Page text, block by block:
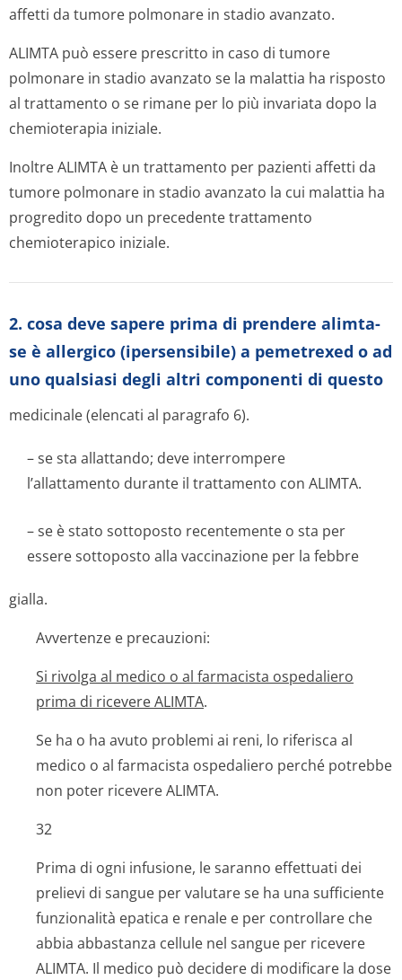
affetti da tumore polmonare in stadio avanzato.
ALIMTA può essere prescritto in caso di tumore
polmonare in stadio avanzato se la malattia ha risposto
al trattamento o se rimane per lo più invariata dopo la
chemioterapia iniziale.
Inoltre ALIMTA è un trattamento per pazienti affetti da
tumore polmonare in stadio avanzato la cui malattia ha
progredito dopo un precedente trattamento
chemioterapico iniziale.
2. cosa deve sapere prima di prendere alimta-
se è allergico (ipersensibile) a pemetrexed o ad
uno qualsiasi degli altri componenti di questo
medicinale (elencati al paragrafo 6).
– se sta allattando; deve interrompere
l’allattamento durante il trattamento con ALIMTA.
– se è stato sottoposto recentemente o sta per
essere sottoposto alla vaccinazione per la febbre
gialla.
Avvertenze e precauzioni:
Si rivolga al medico o al farmacista ospedaliero
prima di ricevere ALIMTA.
Se ha o ha avuto problemi ai reni, lo riferisca al
medico o al farmacista ospedaliero perché potrebbe
non poter ricevere ALIMTA.
32
Prima di ogni infusione, le saranno effettuati dei
prelievi di sangue per valutare se ha una sufficiente
funzionalità epatica e renale e per controllare che
abbia abbastanza cellule nel sangue per ricevere
ALIMTA. Il medico può decidere di modificare la dose